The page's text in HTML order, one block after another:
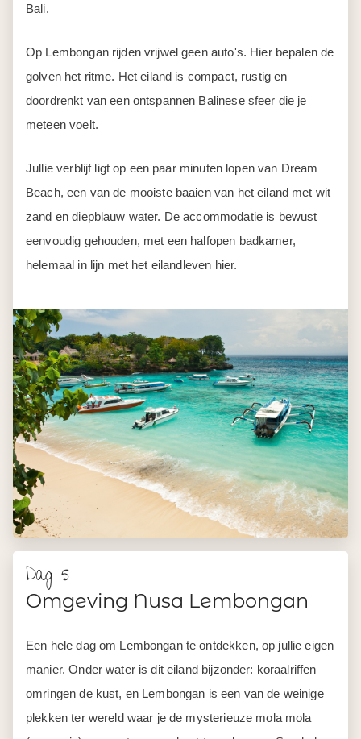
Bali.
Op Lembongan rijden vrijwel geen auto's. Hier bepalen de
golven het ritme. Het eiland is compact, rustig en
doordrenkt van een ontspannen Balinese sfeer die je
meteen voelt.
Jullie verblijf ligt op een paar minuten lopen van Dream
Beach, een van de mooiste baaien van het eiland met wit
zand en diepblauw water. De accommodatie is bewust
eenvoudig gehouden, met een halfopen badkamer,
helemaal in lijn met het eilandleven hier.
Dag 5
Omgeving Nusa Lembongan
Een hele dag om Lembongan te ontdekken, op jullie eigen
manier. Onder water is dit eiland bijzonder: koraalriffen
omringen de kust, en Lembongan is een van de weinige
plekken ter wereld waar je de mysterieuze mola mola